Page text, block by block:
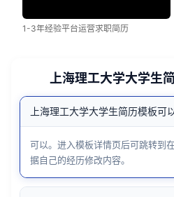
1-3年经验平台运营求职简历
上海理工大学大学生
上海理工大学大学生简历模板可
可以。进入模板详情页后可跳转到
据自己的经历修改内容。